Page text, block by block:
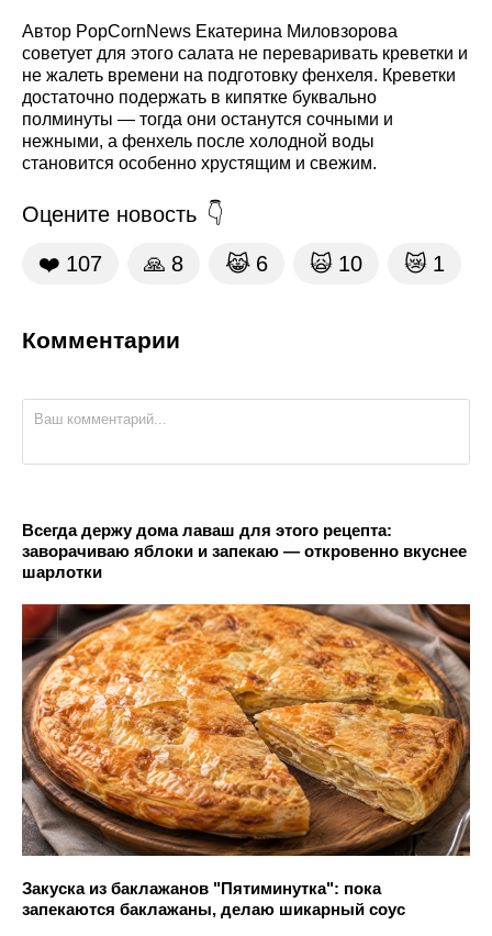
Автор PopCornNews Екатерина Миловзорова
советует для этого салата не переваривать креветки и
не жалеть времени на подготовку фенхеля. Креветки
достаточно подержать в кипятке буквально
полминуты — тогда они останутся сочными и
нежными, а фенхель после холодной воды
становится особенно хрустящим и свежим.
Оцените новость
❤️ 107 🙏 8 😹 6 🙀 10 😿 1
Комментарии
Всегда держу дома лаваш для этого рецепта:
заворачиваю яблоки и запекаю — откровенно вкуснее
шарлотки
Закуска из баклажанов "Пятиминутка": пока
запекаются баклажаны, делаю шикарный соус